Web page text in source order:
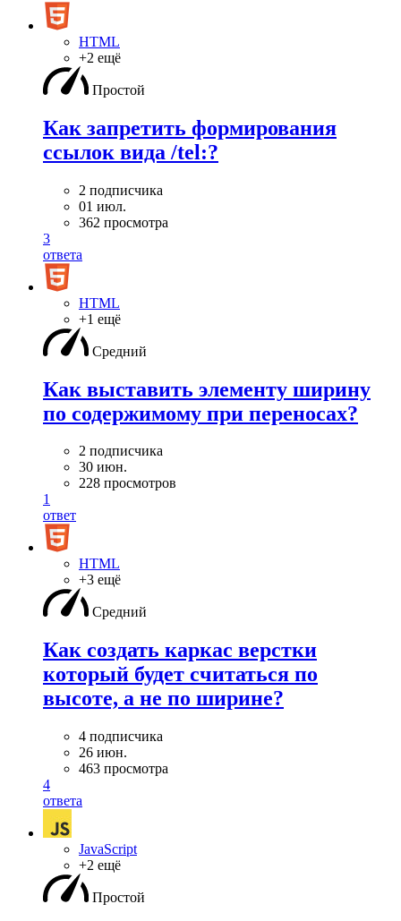
HTML
+2 ещё
Простой
Как запретить формирования
ссылок вида /tel:?
2 подписчика
01 июл.
362 просмотра
3
ответа
HTML
+1 ещё
Средний
Как выставить элементу ширину
по содержимому при переносах?
2 подписчика
30 июн.
228 просмотров
1
ответ
HTML
+3 ещё
Средний
Как создать каркас верстки
который будет считаться по
высоте, а не по ширине?
4 подписчика
26 июн.
463 просмотра
4
ответа
JavaScript
+2 ещё
Простой